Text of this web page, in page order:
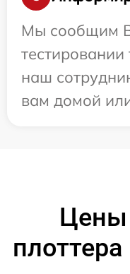
Мы сообщим
наш
вам домой
Цены